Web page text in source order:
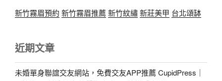
新竹霧眉預約 新竹霧眉推薦 新竹紋繡新莊美甲 台北頌缽
近期文章
未婚單身聯誼交友網站，免費交友APP推薦 CupidPress｜